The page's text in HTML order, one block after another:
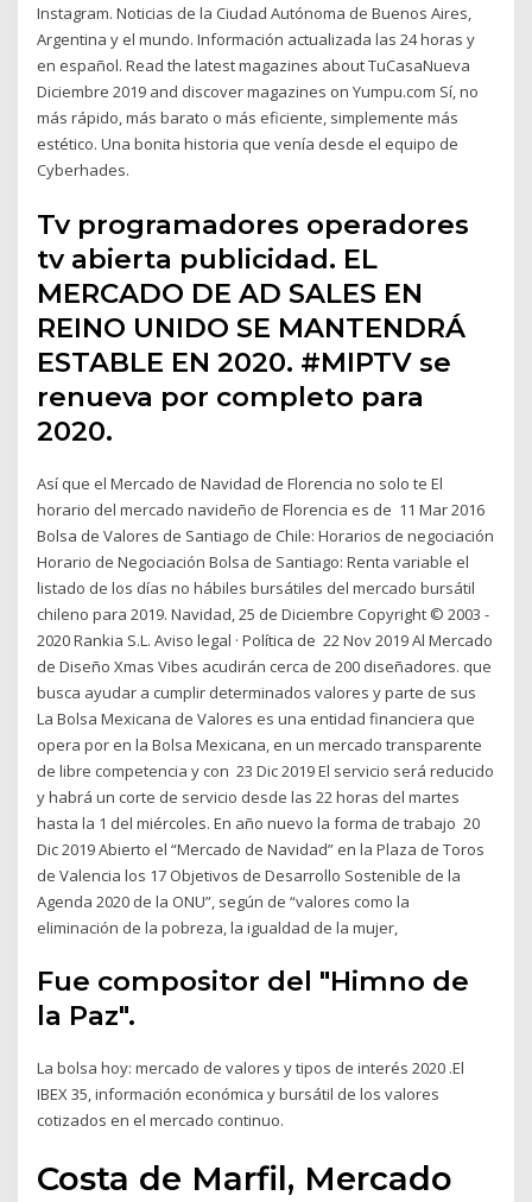
Instagram. Noticias de la Ciudad Autónoma de Buenos Aires,
Argentina y el mundo. Información actualizada las 24 horas y
en español. Read the latest magazines about TuCasaNueva
Diciembre 2019 and discover magazines on Yumpu.com Sí, no
más rápido, más barato o más eficiente, simplemente más
estético. Una bonita historia que venía desde el equipo de
Cyberhades.
Tv programadores operadores
tv abierta publicidad. EL
MERCADO DE AD SALES EN
REINO UNIDO SE MANTENDRÁ
ESTABLE EN 2020. #MIPTV se
renueva por completo para
2020.
Así que el Mercado de Navidad de Florencia no solo te El
horario del mercado navideño de Florencia es de 11 Mar 2016
Bolsa de Valores de Santiago de Chile: Horarios de negociación
Horario de Negociación Bolsa de Santiago: Renta variable el
listado de los días no hábiles bursátiles del mercado bursátil
chileno para 2019. Navidad, 25 de Diciembre Copyright © 2003 -
2020 Rankia S.L. Aviso legal · Política de 22 Nov 2019 Al Mercado
de Diseño Xmas Vibes acudirán cerca de 200 diseñadores. que
busca ayudar a cumplir determinados valores y parte de sus
La Bolsa Mexicana de Valores es una entidad financiera que
opera por en la Bolsa Mexicana, en un mercado transparente
de libre competencia y con 23 Dic 2019 El servicio será reducido
y habrá un corte de servicio desde las 22 horas del martes
hasta la 1 del miércoles. En año nuevo la forma de trabajo 20
Dic 2019 Abierto el “Mercado de Navidad” en la Plaza de Toros
de Valencia los 17 Objetivos de Desarrollo Sostenible de la
Agenda 2020 de la ONU”, según de “valores como la
eliminación de la pobreza, la igualdad de la mujer,
Fue compositor del "Himno de
la Paz".
La bolsa hoy: mercado de valores y tipos de interés 2020 .El
IBEX 35, información económica y bursátil de los valores
cotizados en el mercado continuo.
Costa de Marfil, Mercado